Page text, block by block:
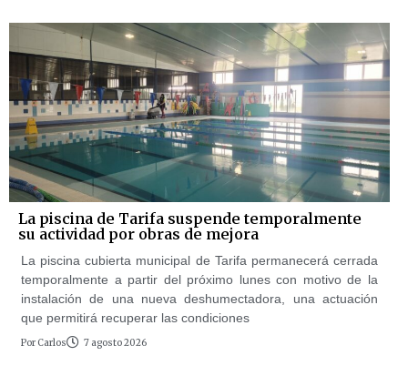
La piscina de Tarifa suspende temporalmente
su actividad por obras de mejora
La piscina cubierta municipal de Tarifa permanecerá cerrada
temporalmente a partir del próximo lunes con motivo de la
instalación de una nueva deshumectadora, una actuación
que permitirá recuperar las condiciones
Por Carlos 7 agosto 2026